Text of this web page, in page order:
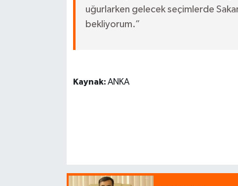
uğurlarken gelecek seçimlerde
bekliyorum.”
Kaynak: ANKA